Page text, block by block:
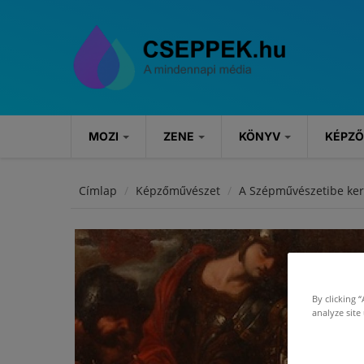
MOZI
MOZI
Hírek
Kritikák
ZENE
ZENE
Hírek
Koncertek
KÖNYV
KÖNYV
Könyvajánlók
Rendezvények
Szösszenetek
Címlap Képzőművészet A Szépművészetibe
By clicking
analyze